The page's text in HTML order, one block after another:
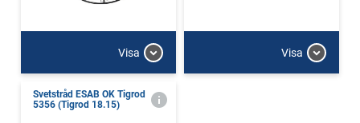
Visa Visa
Svetstråd ESAB OK Tigrod
5356 (Tigrod 18.15)